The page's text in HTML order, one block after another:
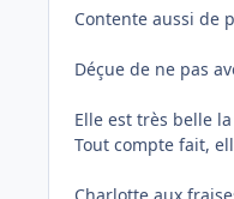
Contente aussi de
Déçue de ne pas
Elle est très belle
Tout compte fait,